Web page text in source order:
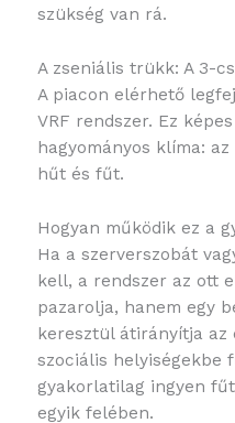
szükség van rá.
A zseniális trükk: A 3-
A piacon elérhető
VRF rendszer. Ez
hagyományos klíma:
hűt és fűt.
Hogyan működik ez a
Ha a szerverszobát
kell, a rendszer az ott
pazarolja, hanem egy
keresztül átirányítja az
szociális helyiségekbe
gyakorlatilag ingyen
egyik felében.